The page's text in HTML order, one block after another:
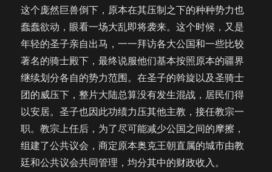
这个庞然巨兽倒下，原本在其压制之下的种种势力也
蠢蠢欲动，眼看一场大乱即将袭来。这个时候，又是
年轻的圣子亲自出马，一一拜访各大公国和一些比较
著名的骑士殿下，最终说服他们基本按照原本的疆界
继续划分各自的势力范围。在圣子的斡旋以及圣骑士
团的威压下，整片大陆总算没有发生混战，居民们得
以安居。圣子也因此功绩力压其他主教，接任教宗一
职。教宗上任后，为了尽可能减少公国之间的摩擦，
组建了公共议会，商定原本奥克王朝直属的城市由教
廷和公共议会共同管理，均分其中的财政收入。